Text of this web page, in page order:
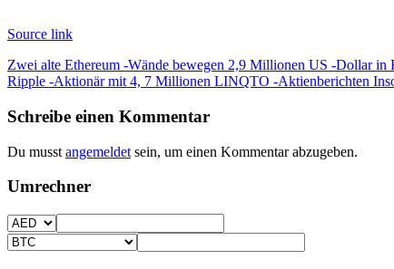
Source link
Beitragsnavigation
Zwei alte Ethereum -Wände bewegen 2,9 Millionen US -Dollar in
Ripple -Aktionär mit 4, 7 Millionen LINQTO -Aktienberichten
Schreibe einen Kommentar
Du musst angemeldet sein, um einen Kommentar abzugeben.
Umrechner